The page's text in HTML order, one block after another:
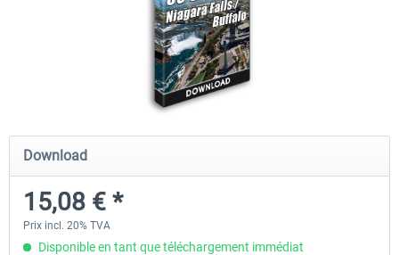
Airports of Mexico City & Central
28,18 € *
US Cities X - Chicago
Download
15,08 € *
Prix incl. 20% TVA
Disponible en tant que téléchargement immédiat